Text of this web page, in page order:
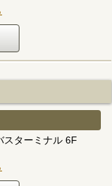
スターミナル 6F